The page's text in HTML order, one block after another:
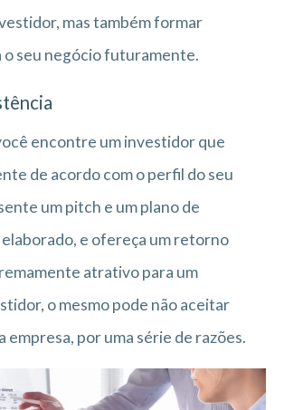
mas também formar
o seu negócio futuramente.
encontre um investidor que
de acordo com o perfil do seu
um pitch e um plano de
e ofereça um retorno
atrativo para um
o mesmo pode não aceitar
empresa, por uma série de razões.